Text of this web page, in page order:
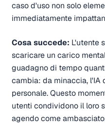
caso d'uso non solo
immediatamente
Cosa succede: L'utente
scaricare un carico
guadagno di tempo
cambia: da minaccia, l'IA
personale. Questo
utenti condividono il loro
agendo come